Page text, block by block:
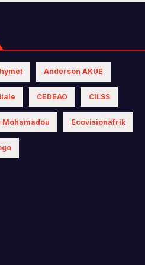
Anderson AKUE
CEDEAO CILSS
Mohamadou Ecovisionafrik